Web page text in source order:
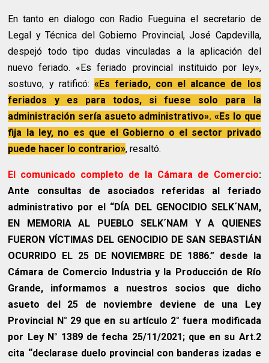
En tanto en dialogo con Radio Fueguina el secretario de
Legal y Técnica del Gobierno Provincial, José Capdevilla,
despejó todo tipo dudas vinculadas a la aplicación del
nuevo feriado. «Es feriado provincial instituido por ley»,
sostuvo, y ratificó: «Es feriado, con el alcance de los
feriados y es para todos, si fuese solo para la
administración sería asueto administrativo». «Es lo que
fija la ley, no es que el Gobierno o el sector privado
puede hacer lo contrario», resaltó.
El comunicado completo de la Cámara de Comercio:
Ante consultas de asociados referidas al feriado
administrativo por el “DÍA DEL GENOCIDIO SELK´NAM,
EN MEMORIA AL PUEBLO SELK´NAM Y A QUIENES
FUERON VÍCTIMAS DEL GENOCIDIO DE SAN SEBASTIÁN
OCURRIDO EL 25 DE NOVIEMBRE DE 1886.” desde la
Cámara de Comercio Industria y la Producción de Río
Grande, informamos a nuestros socios que dicho
asueto del 25 de noviembre deviene de una Ley
Provincial N° 29 que en su artículo 2° fuera modificada
por Ley N° 1389 de fecha 25/11/2021; que en su Art.2
cita “declarase duelo provincial con banderas izadas e